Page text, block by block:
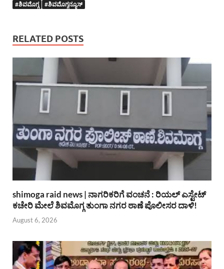
#ಶಿವಮೊಗ್ಗ
#ಶಿವಮೊಗ್ಗನ್ಯೂಸ್
RELATED POSTS
shimoga raid news | ನಾಗರಿಕರಿಗೆ ವಂಚನೆ : ರಿಯಲ್ ಎಸ್ಟೇಟ್
ಕಚೇರಿ ಮೇಲೆ ಶಿವಮೊಗ್ಗ ತುಂಗಾ ನಗರ ಠಾಣೆ ಪೊಲೀಸರ ದಾಳಿ!
August 6, 2026